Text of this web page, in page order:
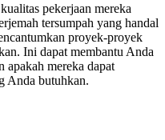
pekerjaan mereka
tersumpah yang handal
proyek-proyek
Ini dapat membantu Anda
apakah mereka dapat
Anda butuhkan.